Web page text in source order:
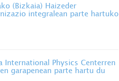
(Bizkaia) Haizeder
integralean parte hartuko
International Physics Centerren
garapenean parte hartu du